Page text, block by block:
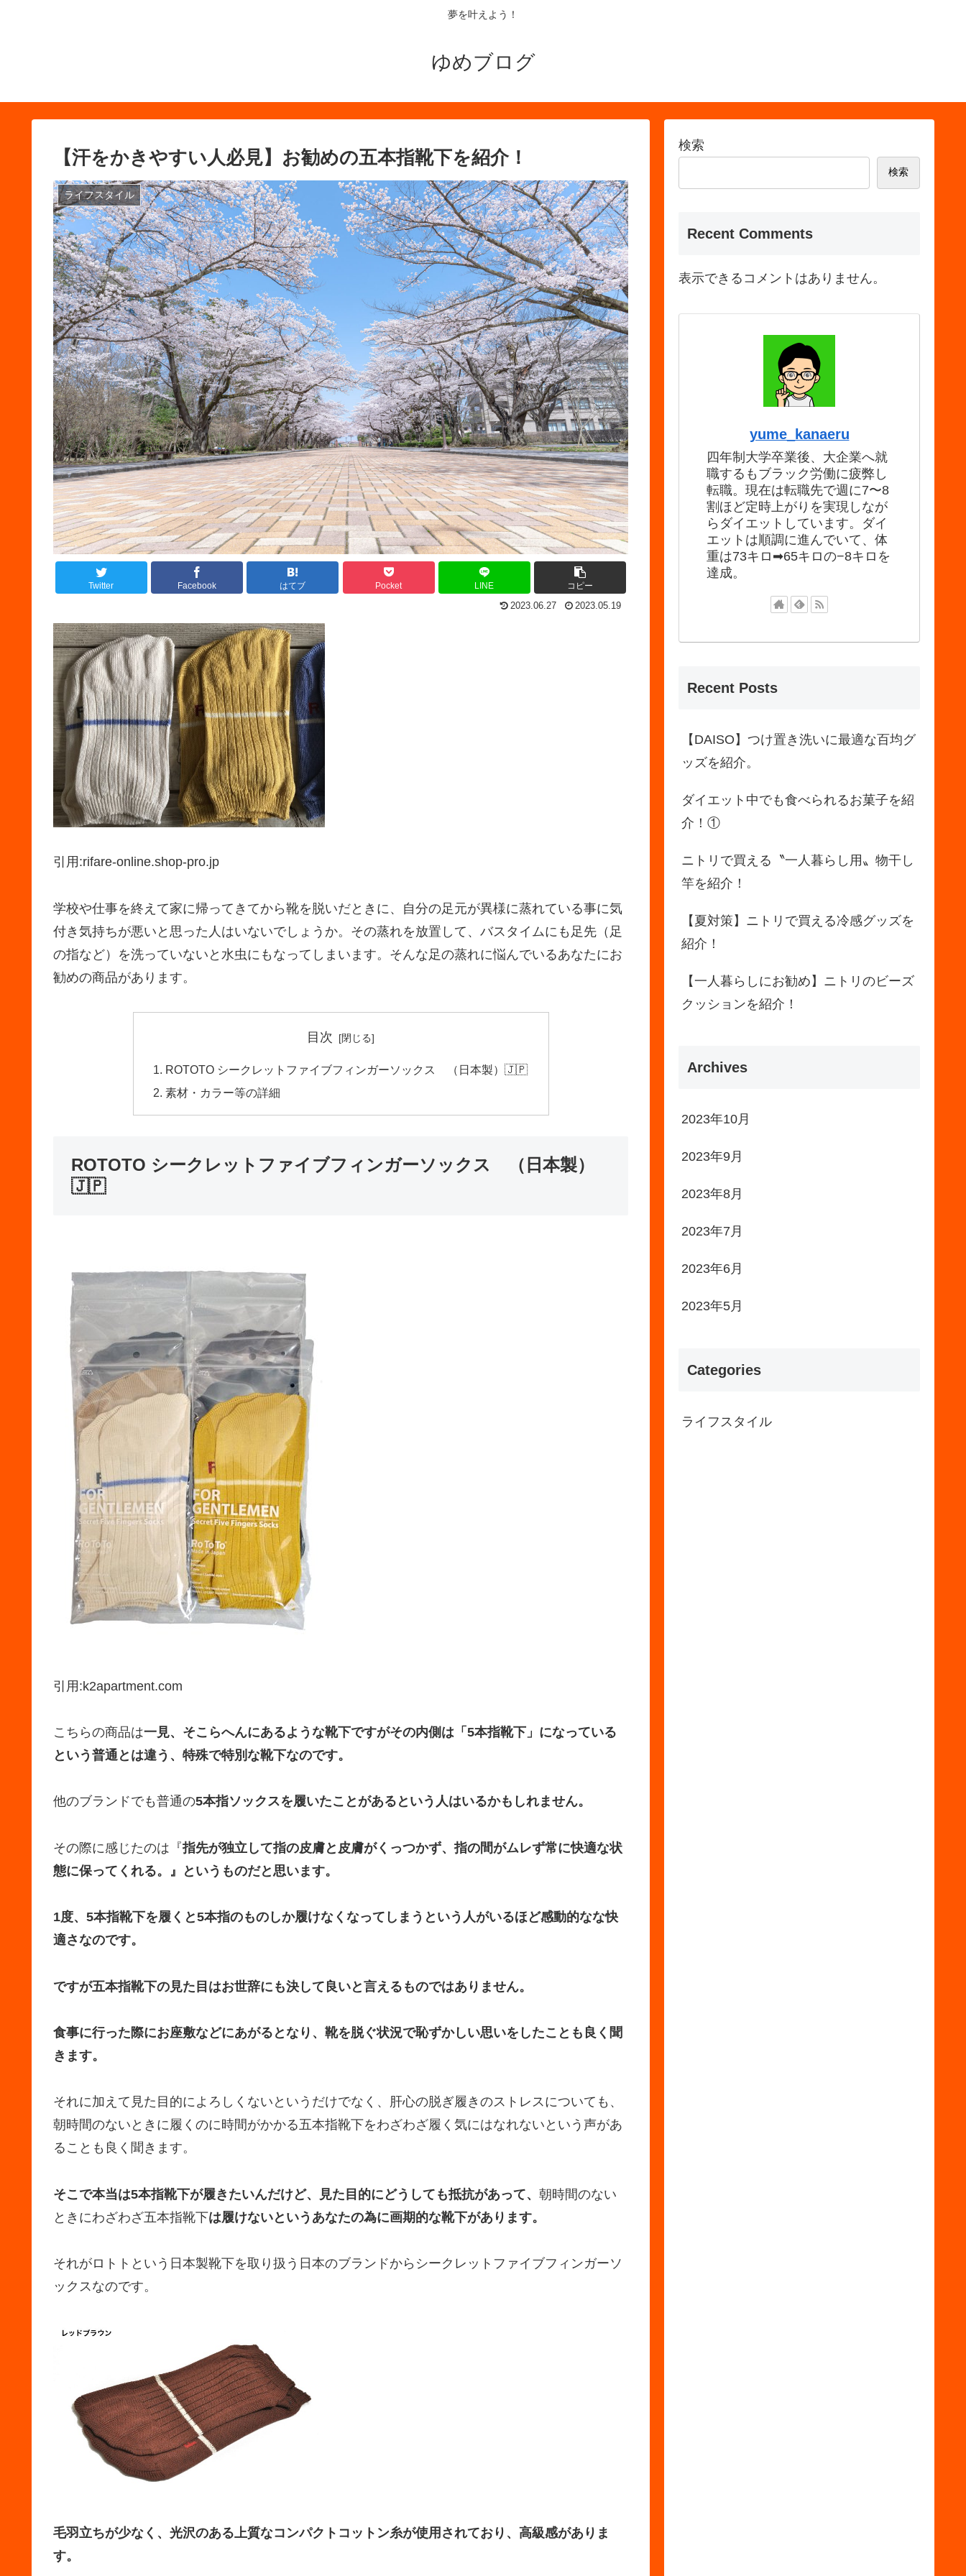
夢を叶えよう！
ゆめブログ
【汗をかきやすい人必見】お勧めの五本指靴下を紹介！
ライフスタイル
Twitter Facebook はてブ Pocket LINE コピー
2023.06.27 2023.05.19
引用:rifare-online.shop-pro.jp
学校や仕事を終えて家に帰ってきてから靴を脱いだときに、自分の足元が異様に蒸れている事に気
付き気持ちが悪いと思った人はいないでしょうか。その蒸れを放置して、バスタイムにも足先（足
の指など）を洗っていないと水虫にもなってしまいます。そんな足の蒸れに悩んでいるあなたにお
勧めの商品があります。
目次
ROTOTO シークレットファイブフィンガーソックス （日本製）🇯🇵
素材・カラー等の詳細
ROTOTO シークレットファイブフィンガーソックス （日本製）
🇯🇵
引用:k2apartment.com
こちらの商品は一見、そこらへんにあるような靴下ですがその内側は「5本指靴下」になっている
という普通とは違う、特殊で特別な靴下なのです。
他のブランドでも普通の5本指ソックスを履いたことがあるという人はいるかもしれません。
その際に感じたのは『指先が独立して指の皮膚と皮膚がくっつかず、指の間がムレず常に快適な状
態に保ってくれる。』というものだと思います。
1度、5本指靴下を履くと5本指のものしか履けなくなってしまうという人がいるほど感動的なな快
適さなのです。
ですが五本指靴下の見た目はお世辞にも決して良いと言えるものではありません。
食事に行った際にお座敷などにあがるとなり、靴を脱ぐ状況で恥ずかしい思いをしたことも良く聞
きます。
それに加えて見た目的によろしくないというだけでなく、肝心の脱ぎ履きのストレスについても、
朝時間のないときに履くのに時間がかかる五本指靴下をわざわざ履く気にはなれないという声があ
ることも良く聞きます。
そこで本当は5本指靴下が履きたいんだけど、見た目的にどうしても抵抗があって、 朝時間のない
ときにわざわざ五本指靴下は履けないというあなたの為に画期的な靴下があります。
それがロトトという日本製靴下を取り扱う日本のブランドからシークレットファイブフィンガーソ
ックスなのです。
毛羽立ちが少なく、光沢のある上質なコンパクトコットン糸が使用されており、高級感がありま
す。
検索
検索
Recent Comments
表示できるコメントはありません。
yume_kanaeru
四年制大学卒業後、大企業へ就
職するもブラック労働に疲弊し
転職。現在は転職先で週に7〜8
割ほど定時上がりを実現しなが
らダイエットしています。ダイ
エットは順調に進んでいて、体
重は73キロ➡65キロの−8キロを
達成。
Recent Posts
【DAISO】つけ置き洗いに最適な百均グ
ッズを紹介。
ダイエット中でも食べられるお菓子を紹
介！①
ニトリで買える〝一人暮らし用〟物干し
竿を紹介！
【夏対策】ニトリで買える冷感グッズを
紹介！
【一人暮らしにお勧め】ニトリのビーズ
クッションを紹介！
Archives
2023年10月
2023年9月
2023年8月
2023年7月
2023年6月
2023年5月
Categories
ライフスタイル